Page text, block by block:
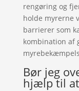
rengøring og
holde myrerne
barrierer som
kombination af
Bør jeg
hjælp til